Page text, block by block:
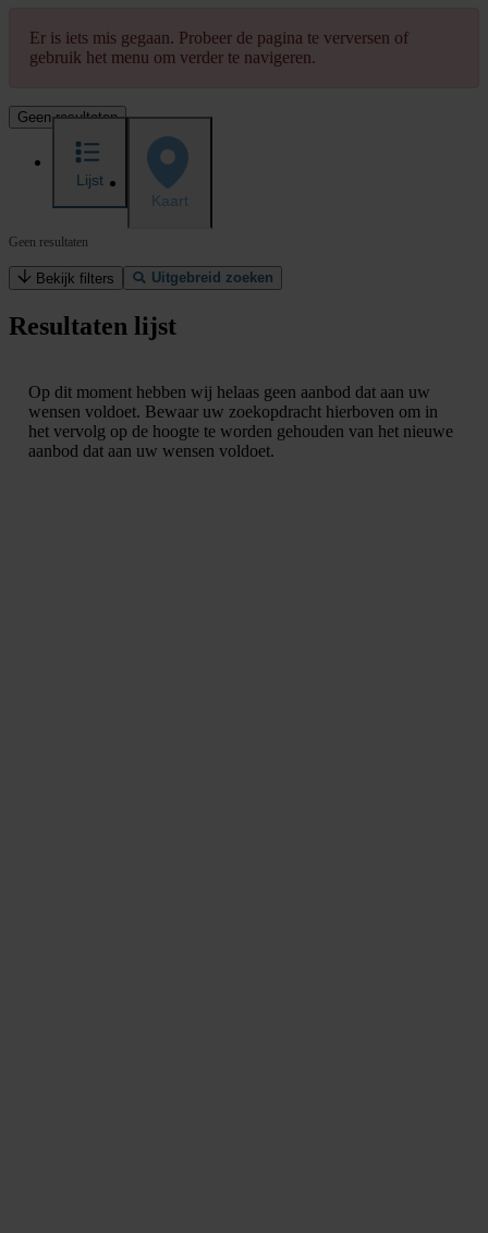
Er is iets mis gegaan. Probeer de pagina te verversen of
gebruik het menu om verder te navigeren.
Geen resultaten
Lijst
Kaart
Geen resultaten
Bekijk filters Uitgebreid zoeken
Resultaten lijst
Op dit moment hebben wij helaas geen aanbod dat aan uw
wensen voldoet. Bewaar uw zoekopdracht hierboven om in
het vervolg op de hoogte te worden gehouden van het nieuwe
aanbod dat aan uw wensen voldoet.